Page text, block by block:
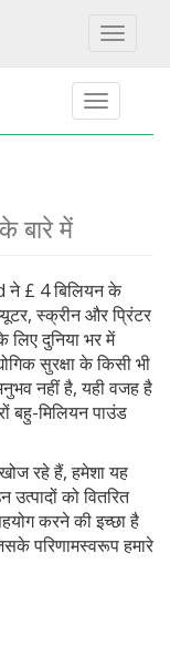
Toggle
बारे में
ने £ 4 बिलियन के
स्क्रीन और प्रिंटर
लिए दुनिया भर में
सुरक्षा के किसी भी
नहीं है, यही वजह है
बहु-मिलियन पाउंड
रहे हैं, हमेशा यह
को वितरित
करने की इच्छा है
परिणामस्वरूप हमारे